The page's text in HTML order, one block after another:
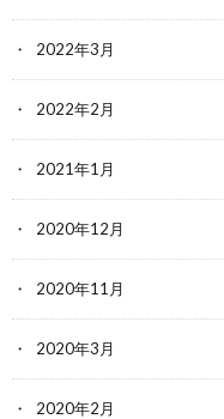
2022年3月
2022年2月
2021年1月
2020年12月
2020年11月
2020年3月
2020年2月